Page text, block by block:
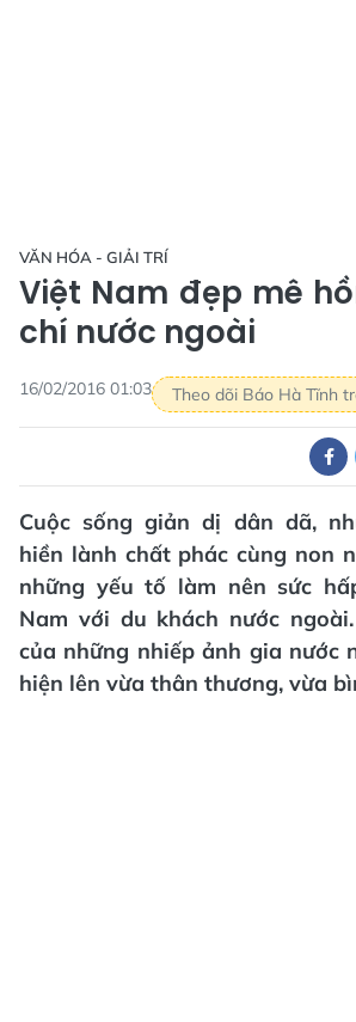
VĂN HÓA - GIẢI TRÍ
Việt Nam đẹp mê
chí nước ngoài
16/02/2016 01:03 Theo dõi Báo Hà Tĩnh
Cuộc sống giản dị dân dã,
hiền lành chất phác cùng non
những yếu tố làm nên sức
Nam với du khách nước
của những nhiếp ảnh gia nước
hiện lên vừa thân thương, vừa